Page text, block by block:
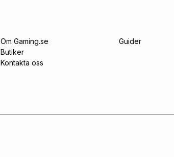
Om Gaming.se
Butiker
Kontakta oss
Guider